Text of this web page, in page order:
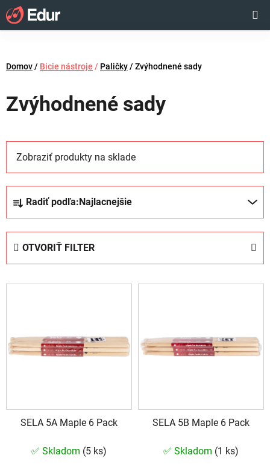
Prejsť
na
obsah
KOŠÍK
Domov/ Bicie nástroje / Paličky/ Zvýhodnené sady
Zvýhodnené sady
Zobraziť produkty na sklade
e
o
d
o
Radiť podľa: Najlacnejšie
OTVORIŤ FILTER
V
s
d
SELA 5A Maple 6 Pack
✅ Skladom (5 ks)
SELA 5B Maple 6 Pack
✅ Skladom (1 ks)